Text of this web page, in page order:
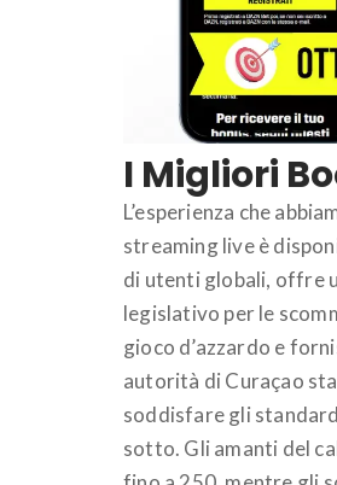
I Migliori
L’esperienza che
streaming live è
di utenti globali, offre
legislativo per le
gioco d’azzardo e
autorità di Curaçao
soddisfare gli
sotto. Gli amanti del